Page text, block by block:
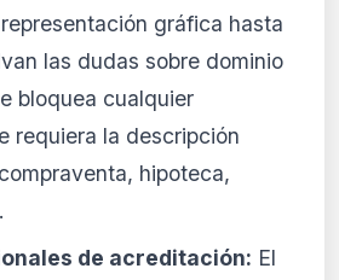
gráfica hasta
las dudas sobre dominio
bloquea cualquier
requiera la descripción
hipoteca,
de acreditación: El